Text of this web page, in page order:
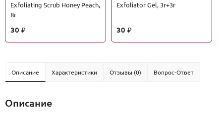
Exfoliating Scrub Honey Peach,
8г
30 ₽
Exfoliator Gel, 3г+3г
30 ₽
Описание Характеристики Отзывы (0) Вопрос-Ответ
Описание